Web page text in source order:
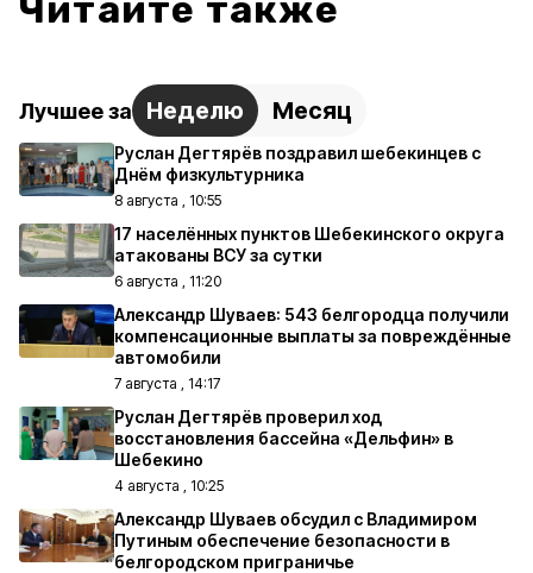
Читайте также
Лучшее за Неделю Месяц
Руслан Дегтярёв поздравил шебекинцев с
Днём физкультурника
8 августа , 10:55
17 населённых пунктов Шебекинского округа
атакованы ВСУ за сутки
6 августа , 11:20
Александр Шуваев: 543 белгородца получили
компенсационные выплаты за повреждённые
автомобили
7 августа , 14:17
Руслан Дегтярёв проверил ход
восстановления бассейна «Дельфин» в
Шебекино
4 августа , 10:25
Александр Шуваев обсудил с Владимиром
Путиным обеспечение безопасности в
белгородском приграничье